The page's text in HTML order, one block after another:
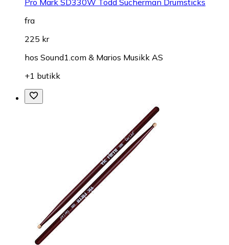
Pro Mark SD330W Todd Sucherman Drumsticks
fra
225 kr
hos Sound1.com & Marios Musikk AS
+1 butikk